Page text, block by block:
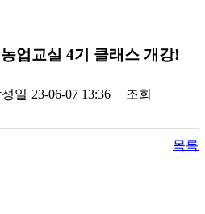
업교실 4기 클래스 개강!
일 23-06-07 13:36
조회
목록